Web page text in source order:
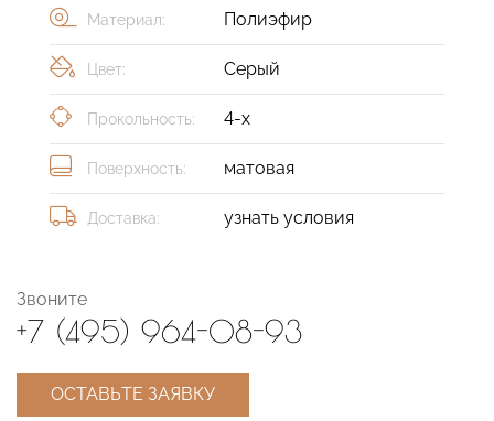
Материал: Полиэфир
Цвет: Серый
Прокольность: 4-х
Поверхность: матовая
Доставка: узнать условия
Звоните
+7 (495) 964-08-93
ОСТАВЬТЕ ЗАЯВКУ